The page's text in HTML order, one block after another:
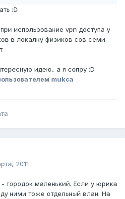
:D
использование vpn доступа у
в локалку физиков сов семи
идею.. а я сопру :D
mukca
2011
городок маленький. Если у юрика
ними тоже отдельный влан. На